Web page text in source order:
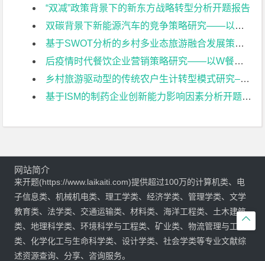
“双减”政策背景下的新东方战略转型分析开题报告
双碳背景下新能源汽车的竞争策略研究——以比亚迪为例开题报告
基于SWOT分析的乡村多业态旅游融合发展策略研究——以常州佳农探趣休闲生态园为例开题报告
后疫情时代餐饮企业营销策略研究——以W餐饮企业为例开题报告
乡村旅游驱动型的传统农户生计转型模式研究–以常州黄天荡村大闸蟹养开题报告
基于ISM的制药企业创新能力影响因素分析开题报告

网站简介
来开题(https://www.laikaiti.com)提供超过100万的计算机类、电
子信息类、机械机电类、理工学类、经济学类、管理学类、文学
教育类、法学类、交通运输类、材料类、海洋工程类、土木建筑
类、地理科学类、环境科学与工程类、矿业类、物流管理与工程
类、化学化工与生命科学类、设计学类、社会学类等专业文献综
述资源查询、分享、咨询服务。